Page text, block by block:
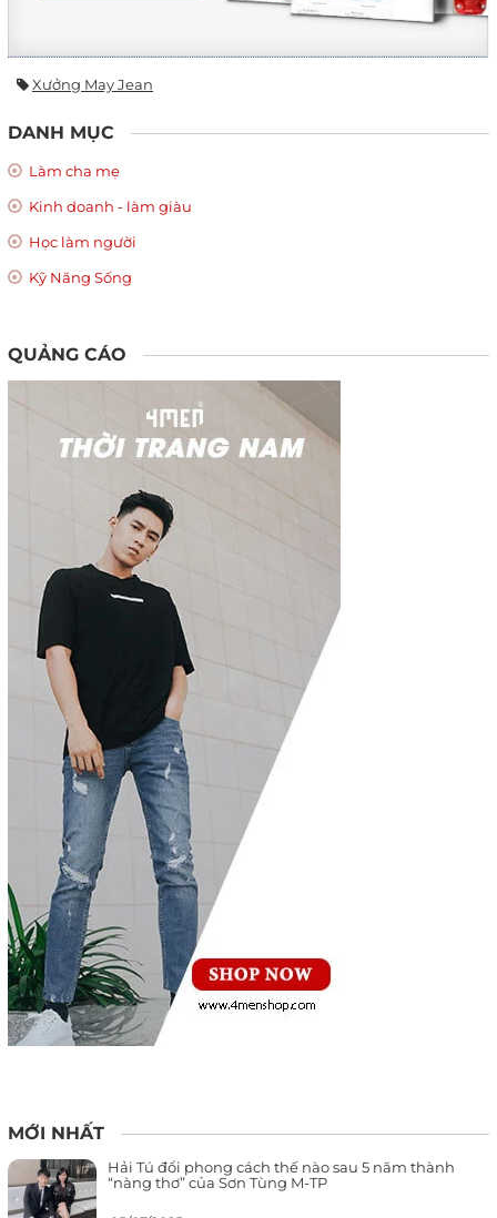
Xưởng May Jean
DANH MỤC
Làm cha mẹ
Kinh doanh - làm giàu
Học làm người
Kỹ Năng Sống
QUẢNG CÁO
MỚI NHẤT
Hải Tú đổi phong cách thế nào sau 5 năm thành
“nàng thơ” của Sơn Tùng M-TP